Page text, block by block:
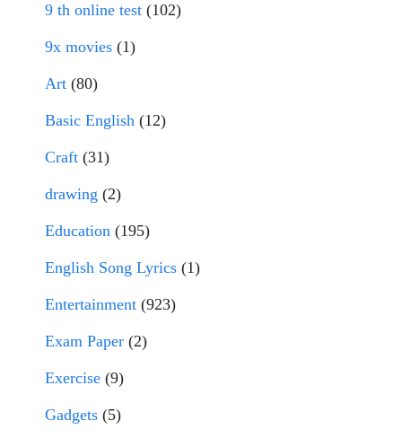
9 th online test (102)
9x movies (1)
Art (80)
Basic English (12)
Craft (31)
drawing (2)
Education (195)
English Song Lyrics (1)
Entertainment (923)
Exam Paper (2)
Exercise (9)
Gadgets (5)